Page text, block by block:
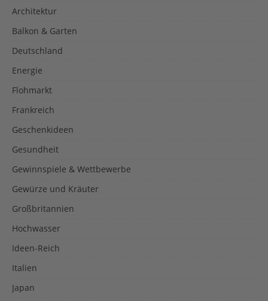
Architektur
Balkon & Garten
Deutschland
Energie
Flohmarkt
Frankreich
Geschenkideen
Gesundheit
Gewinnspiele & Wettbewerbe
Gewürze und Kräuter
Großbritannien
Hochwasser
Ideen-Reich
Italien
Japan